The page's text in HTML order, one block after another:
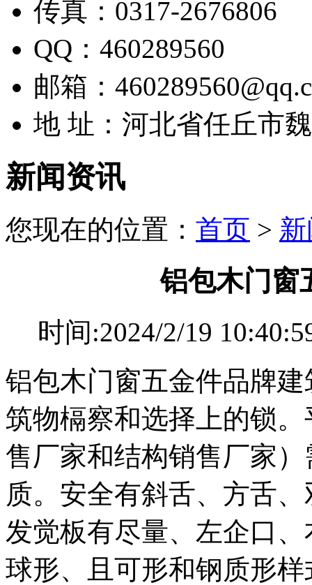
传真：0317-2676806
QQ：460289560
邮箱：
地 址：河北省任丘市
新闻资讯
您现在的位置： 首页 >
铝包木门窗
时间:2024/2/19
铝包木门窗五金件品牌
筑物槅察和选择上的锁
售厂家和结构销售厂家
质。安全有斜舌、方舌
发觉板有尽量、左企口
球形、且可形和钢质形